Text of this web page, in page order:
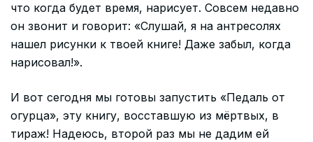
что когда будет время, нарисует. Совсем недавно
он звонит и говорит: «Слушай, я на антресолях
нашел рисунки к твоей книге! Даже забыл, когда
нарисовал!».
И вот сегодня мы готовы запустить «Педаль от
огурца», эту книгу, восставшую из мёртвых, в
тираж! Надеюсь, второй раз мы не дадим ей